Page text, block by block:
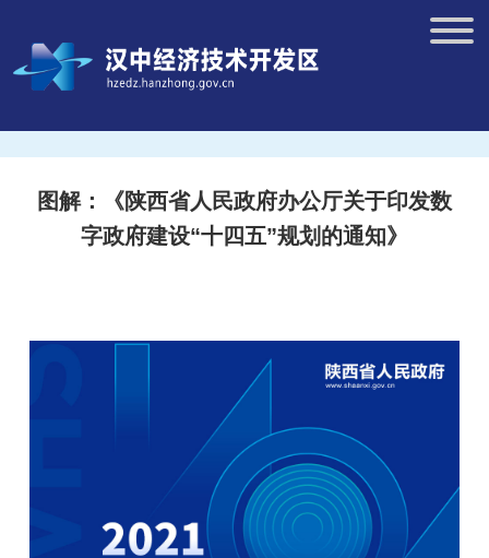
图解：《陕西省人民政府办公厅关于印发数
字政府建设“十四五”规划的通知》